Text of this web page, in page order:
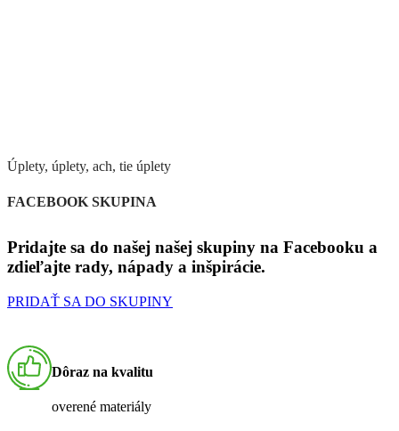
Úplety, úplety, ach, tie úplety
FACEBOOK SKUPINA
Pridajte sa do našej našej skupiny na Facebooku a
zdieľajte rady, nápady a inšpirácie.
PRIDAŤ SA DO SKUPINY
Dôraz na kvalitu
overené materiály